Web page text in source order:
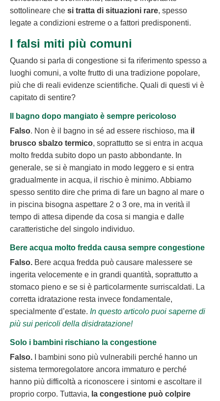
sottolineare che si tratta di situazioni rare, spesso
legate a condizioni estreme o a fattori predisponenti.
I falsi miti più comuni
Quando si parla di congestione si fa riferimento spesso a
luoghi comuni, a volte frutto di una tradizione popolare,
più che di reali evidenze scientifiche. Quali di questi vi è
capitato di sentire?
Il bagno dopo mangiato è sempre pericoloso
Falso. Non è il bagno in sé ad essere rischioso, ma il
brusco sbalzo termico, soprattutto se si entra in acqua
molto fredda subito dopo un pasto abbondante. In
generale, se si è mangiato in modo leggero e si entra
gradualmente in acqua, il rischio è minimo. Abbiamo
spesso sentito dire che prima di fare un bagno al mare o
in piscina bisogna aspettare 2 o 3 ore, ma in verità il
tempo di attesa dipende da cosa si mangia e dalle
caratteristiche del singolo individuo.
Bere acqua molto fredda causa sempre congestione
Falso. Bere acqua fredda può causare malessere se
ingerita velocemente e in grandi quantità, soprattutto a
stomaco pieno e se si è particolarmente surriscaldati. La
corretta idratazione resta invece fondamentale,
specialmente d’estate. In questo articolo puoi saperne di
più sui pericoli della disidratazione!
Solo i bambini rischiano la congestione
Falso. I bambini sono più vulnerabili perché hanno un
sistema termoregolatore ancora immaturo e perché
hanno più difficoltà a riconoscere i sintomi e ascoltare il
proprio corpo. Tuttavia, la congestione può colpire